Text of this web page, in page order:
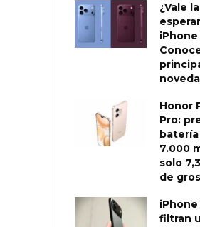
¿Vale
iPhone
Honor
Pro:
7.000
solo
de
iPhone
filtran